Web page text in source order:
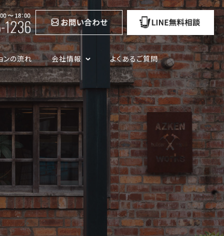
ンの流れ 会社情報 よくあるご質問